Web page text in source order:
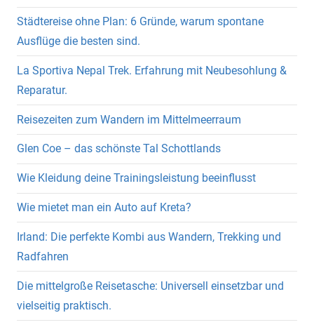
Städtereise ohne Plan: 6 Gründe, warum spontane
Ausflüge die besten sind.
La Sportiva Nepal Trek. Erfahrung mit Neubesohlung &
Reparatur.
Reisezeiten zum Wandern im Mittelmeerraum
Glen Coe – das schönste Tal Schottlands
Wie Kleidung deine Trainingsleistung beeinflusst
Wie mietet man ein Auto auf Kreta?
Irland: Die perfekte Kombi aus Wandern, Trekking und
Radfahren
Die mittelgroße Reisetasche: Universell einsetzbar und
vielseitig praktisch.